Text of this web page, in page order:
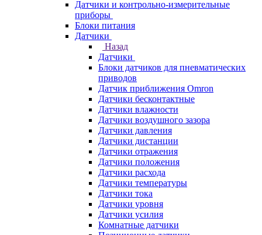
Датчики и контрольно-измерительные
приборы
Блоки питания
Датчики
Назад
Датчики
Блоки датчиков для пневматических
приводов
Датчик приближения Omron
Датчики бесконтактные
Датчики влажности
Датчики воздушного зазора
Датчики давления
Датчики дистанции
Датчики отражения
Датчики положения
Датчики расхода
Датчики температуры
Датчики тока
Датчики уровня
Датчики усилия
Комнатные датчики